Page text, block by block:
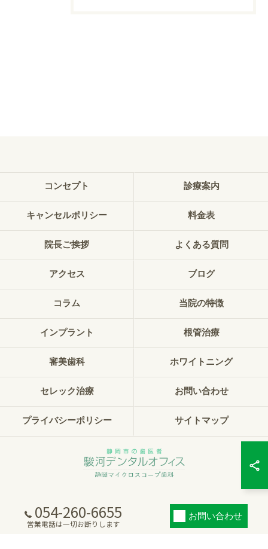
054-260-6655
営業電話は一切お断りします
お問い合わせ
コンセプト 診療案内
キャンセルポリシー 料金表
院長ご挨拶 よくある質問
アクセス ブログ
コラム 当院の特徴
インプラント 根管治療
審美歯科 ホワイトニング
セレック治療 お問い合わせ
プライバシーポリシー サイトマップ
© 2026 静岡県静岡市の歯科なら駿河デンタルオフィス静岡マイクロスコープ歯科
ALL RIGHTS RESERVED.